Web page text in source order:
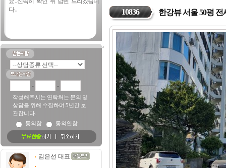
- -
작성해주시는 연락처는 문의 및
상담을 위해 수집하며 5년간 보
관합니다.
동의함
동의안함
김은선 대표
10836 한강뷰 서울 50평 전